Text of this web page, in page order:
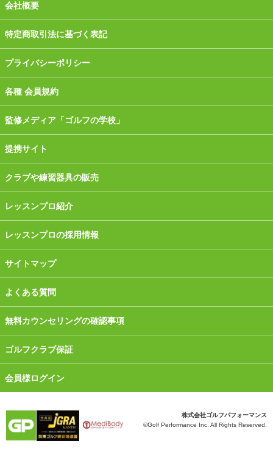
会社概要
特定商取引法に基づく表記
プライバシーポリシー
各種 会員規約
監修メディア「ゴルフの学校」
提携サイト
クラブや練習器具の販売
レッスンプロ紹介
レッスンプロの採用情報
サイトマップ
よくある質問
無料カウンセリングの確認事項
ゴルフクラブ保証
会員様ログイン
株式会社ゴルフパフォーマンス
©Golf Performance Inc. All Rights Reserved.